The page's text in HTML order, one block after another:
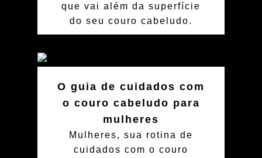
que vai além da superfície
do seu couro cabeludo.
O guia de cuidados com
o couro cabeludo para
mulheres
Mulheres, sua rotina de
cuidados com o couro